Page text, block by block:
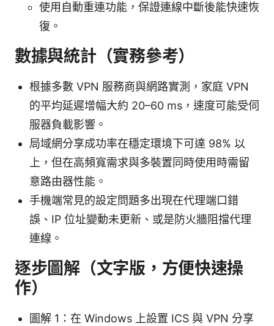
使用自動重連功能，保證連線中斷後能快速恢
復。
數據與統計（實務參考）
根據多數 VPN 服務商與網路實測，家庭 VPN
的平均延遲增幅大約 20–60 ms，速度可能受伺
服器負載影響。
局域網分享成功率在穩定環境下可達 98% 以
上，但在高頻寬需求與多裝置同時使用時需留
意路由器性能。
手機端常見的設定問題多出現在代理端口錯
誤、IP 位址變動未更新、或是防火牆阻擋代理
連線。
逐步圖解（文字版，方便快速操
作）
圖解 1：在 Windows 上設置 ICS 與 VPN 分享